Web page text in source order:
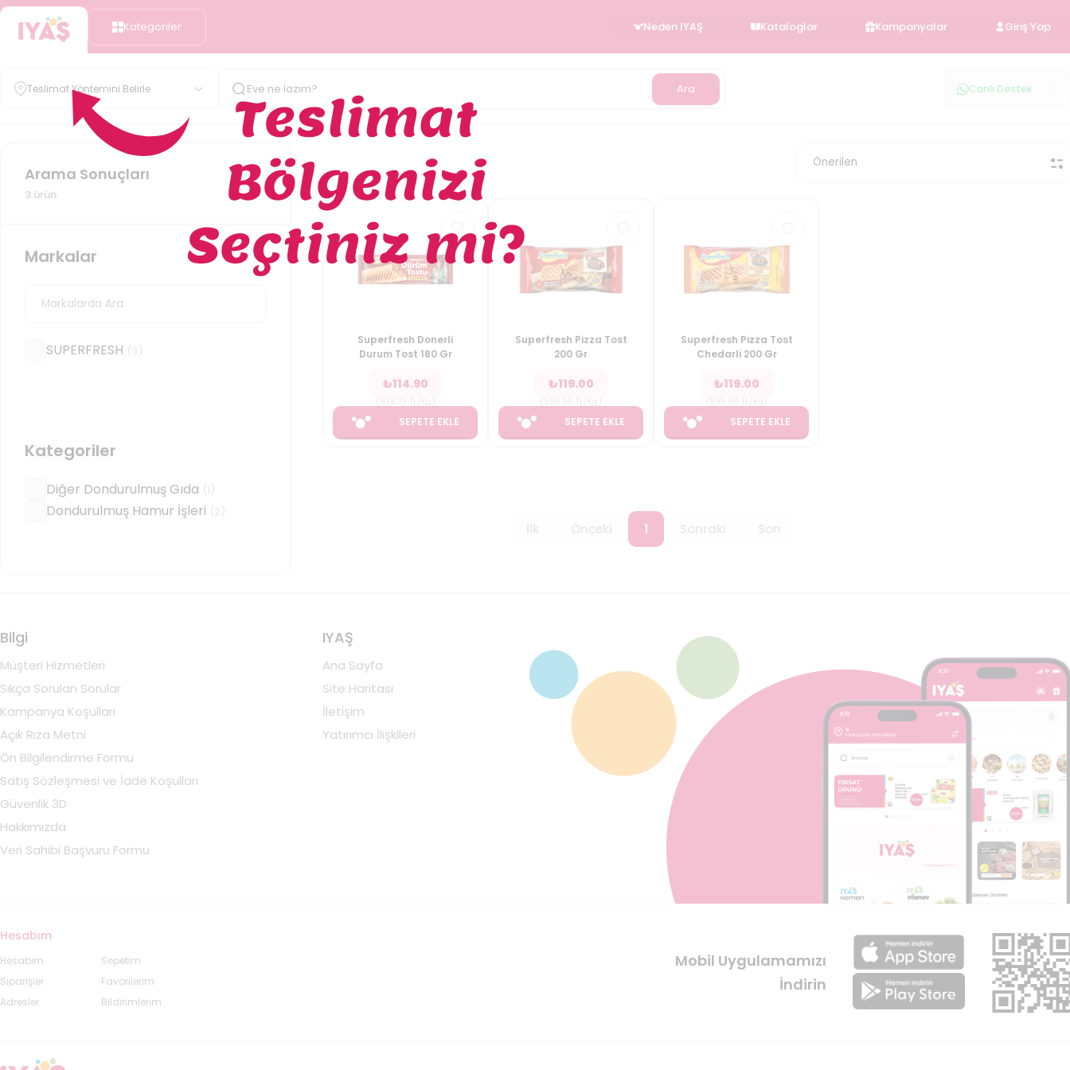
Kategoriler Neden IYAŞ Kataloglar Kampanyalar Giriş Yap
Teslimat Yöntemini Belirle Ara Canlı Destek
Arama Sonuçları
3 ürün
Markalar
SUPERFRESH ( 3 )
Kategoriler
Diğer Dondurulmuş Gıda (1 )
Dondurulmuş Hamur İşleri (2 )
Superfresh Donerli
Durum Tost 180 Gr
₺114.90
SEPETE EKLE
Superfresh Pizza Tost
200 Gr
₺119.00
SEPETE EKLE
Superfresh Pizza Tost
Chedarli 200 Gr
₺119.00
SEPETE EKLE
1
Bilgi
Müşteri Hizmetleri
Sıkça Sorulan Sorular
Kampanya Koşulları
Açık Rıza Metni
Ön Bilgilendirme Formu
Satış Sözleşmesi ve İade Koşulları
Güvenlik 3D
Hakkımızda
Veri Sahibi Başvuru Formu
IYAŞ
Ana Sayfa
Site Haritası
İletişim
Yatırımcı İlişkileri
Hesabım
Hesabım
Siparişler
Adresler
Sepetim
Favorilerim
Bildirimlerim
Mobil Uygulamamızı
İndirin